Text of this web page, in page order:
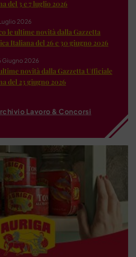
del 3 e 7 luglio 2026
2026
le ultime novità dalla Gazzetta
Italiana del 26 e 30 giugno 2026
Giugno 2026
novità dalla Gazzetta Ufficiale
del 23 giugno 2026
Lavoro & Concorsi